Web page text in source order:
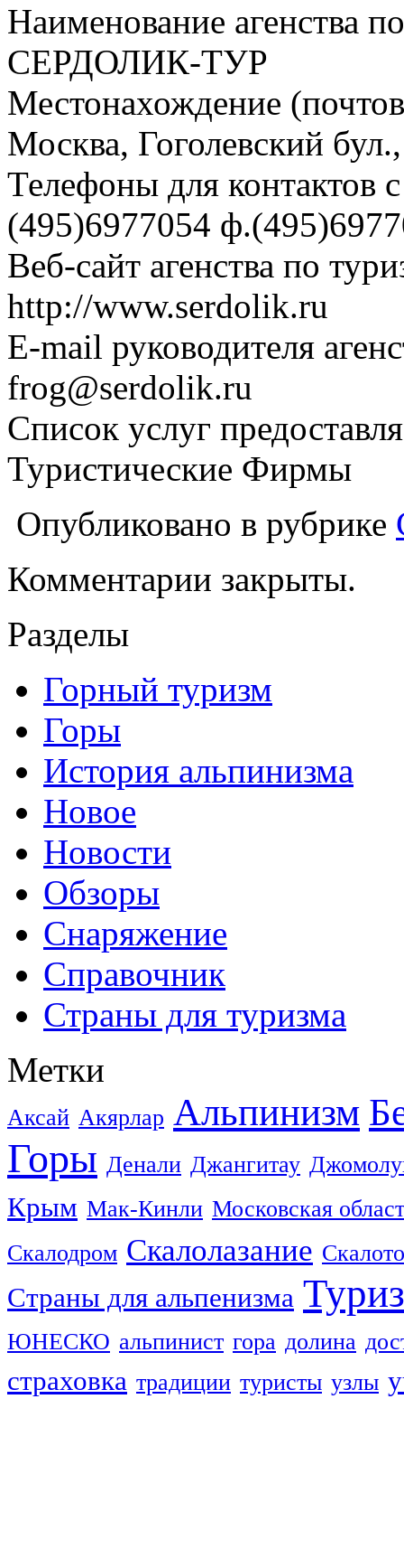
Наименование агенства
СЕРДОЛИК-ТУР
Местонахождение
Москва, Гоголевский
Телефоны для контактов
(495)6977054
Веб-сайт агенства по
http://www.serdolik.ru
E-mail руководителя
frog@serdolik.ru
Список услуг
Туристические Фирмы
Опубликовано в рубрике
Комментарии закрыты.
Разделы
Горный туризм
Горы
История альпинизма
Новое
Новости
Обзоры
Снаряжение
Справочник
Страны для туризма
Метки
Аксай Акярлар Альпинизм
Горы Денали Джангитау
Крым Мак-Кинли Московская
Скалодром Скалолазание
Страны для альпенизма
ЮНЕСКО альпинист гора долина
страховка традиции туристы узлы